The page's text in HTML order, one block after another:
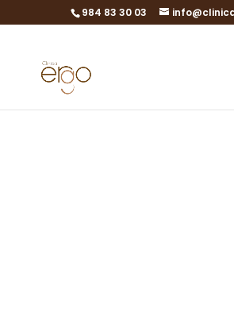
984 83 30 03